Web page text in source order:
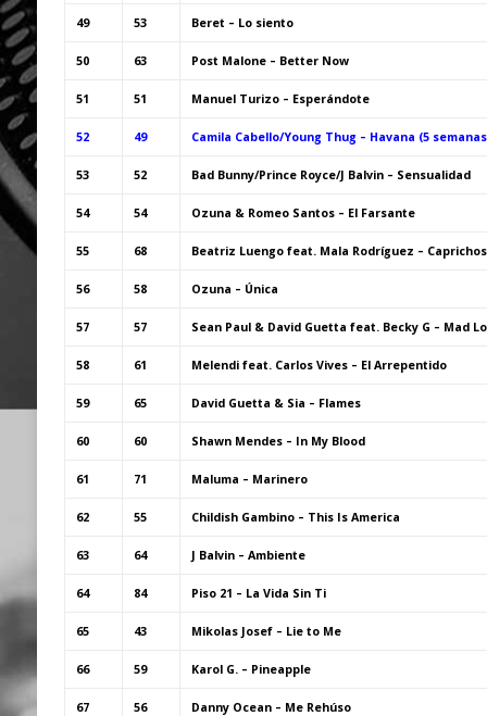
49 53 Beret – Lo siento
50 63 Post Malone – Better Now
51 51 Manuel Turizo – Esperándote
52 49 Camila Cabello/Young Thug – Havana (5
53 52 Bad Bunny/Prince Royce/J Balvin – Sensualidad
54 54 Ozuna & Romeo Santos – El Farsante
55 68 Beatriz Luengo feat. Mala Rodríguez –
56 58 Ozuna – Única
57 57 Sean Paul & David Guetta feat. Becky G – Mad
58 61 Melendi feat. Carlos Vives – El Arrepentido
59 65 David Guetta & Sia – Flames
60 60 Shawn Mendes – In My Blood
61 71 Maluma – Marinero
62 55 Childish Gambino – This Is America
63 64 J Balvin – Ambiente
64 84 Piso 21 – La Vida Sin Ti
65 43 Mikolas Josef – Lie to Me
66 59 Karol G. – Pineapple
67 56 Danny Ocean – Me Rehúso